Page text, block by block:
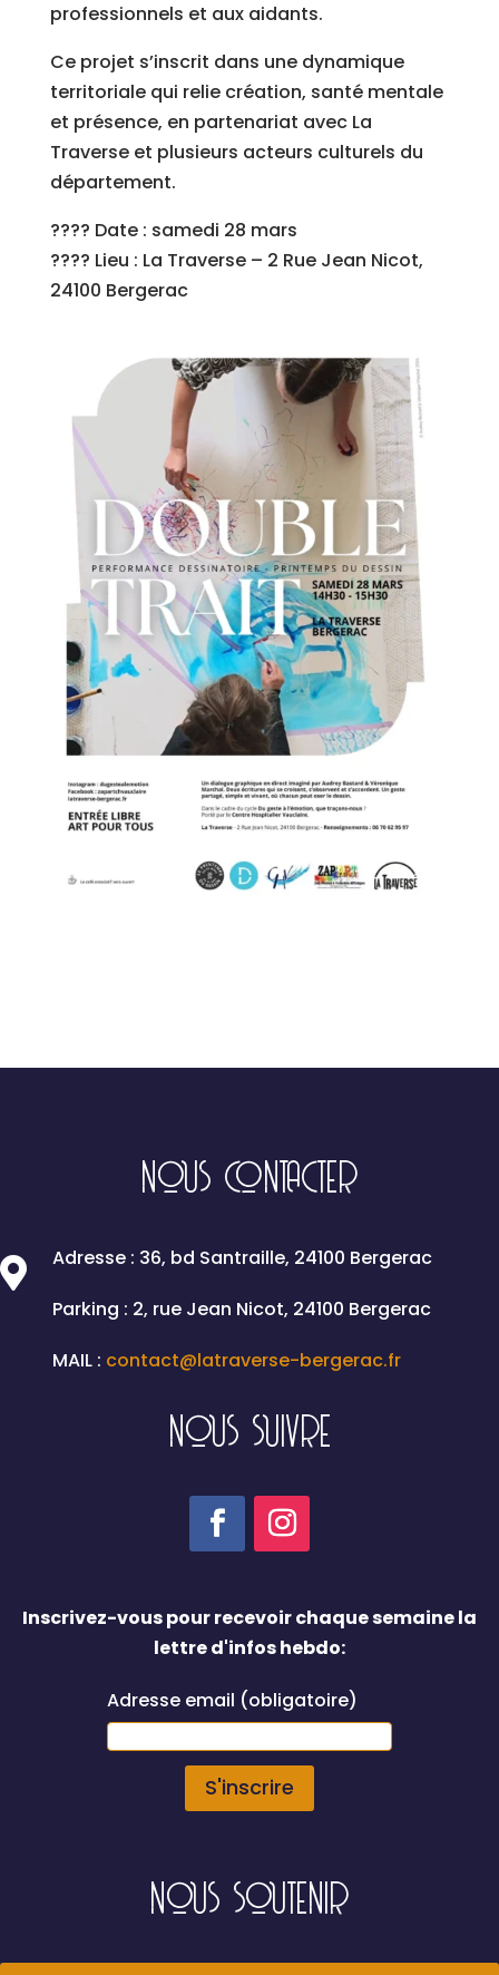
professionnels et aux aidants.
Ce projet s’inscrit dans une dynamique
territoriale qui relie création, santé mentale
et présence, en partenariat avec La
Traverse et plusieurs acteurs culturels du
département.
???? Date : samedi 28 mars
???? Lieu : La Traverse – 2 Rue Jean Nicot,
24100 Bergerac
NOUS CONTACTER

Adresse : 36, bd Santraille, 24100 Bergerac
Parking : 2, rue Jean Nicot, 24100 Bergerac
MAIL : contact@latraverse-bergerac.fr
NOUS SUIVRE
Inscrivez-vous pour recevoir chaque semaine la
lettre d'infos hebdo:
Adresse email (obligatoire)
NOUS SOUTENIR